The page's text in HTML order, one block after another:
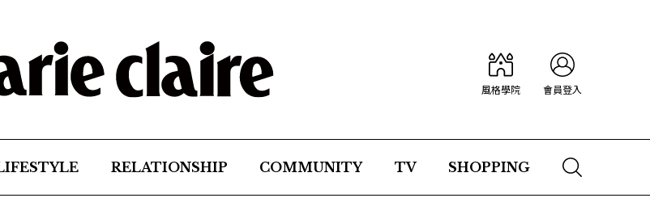
風格學院 會員登入
RELATIONSHIP COMMUNITY TV SHOPPING